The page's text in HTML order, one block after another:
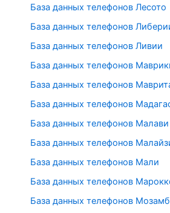
База данных телефонов Лесото
База данных телефонов
База данных телефонов Ливии
База данных телефонов
База данных телефонов
База данных телефонов
База данных телефонов Малави
База данных телефонов
База данных телефонов Мали
База данных телефонов
База данных телефонов